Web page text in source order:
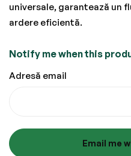
universale, garantează un
ardere eficientă.
Notify me when this
Adresă email
Email me